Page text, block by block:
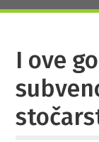
I ove